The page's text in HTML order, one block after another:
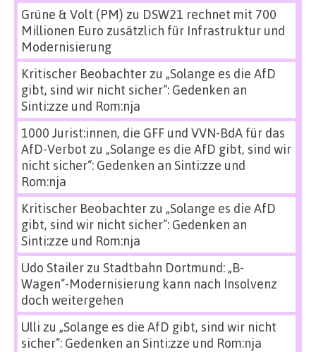
Grüne & Volt (PM) zu DSW21 rechnet mit 700
Millionen Euro zusätzlich für Infrastruktur und
Modernisierung
Kritischer Beobachterzu „Solange es die AfD
gibt, sind wir nicht sicher“: Gedenken an
Sinti:zze und Rom:nja
1000 Jurist:innen, die GFF und VVN-BdA für das
AfD-Verbot zu „Solange es die AfD gibt, sind wir
nicht sicher“: Gedenken an Sinti:zze und
Rom:nja
Kritischer Beobachterzu „Solange es die AfD
gibt, sind wir nicht sicher“: Gedenken an
Sinti:zze und Rom:nja
Udo Stailerzu Stadtbahn Dortmund: „B-
Wagen“-Modernisierung kann nach Insolvenz
doch weitergehen
Ulli zu „Solange es die AfD gibt, sind wir nicht
sicher“: Gedenken an Sinti:zze und Rom:nja